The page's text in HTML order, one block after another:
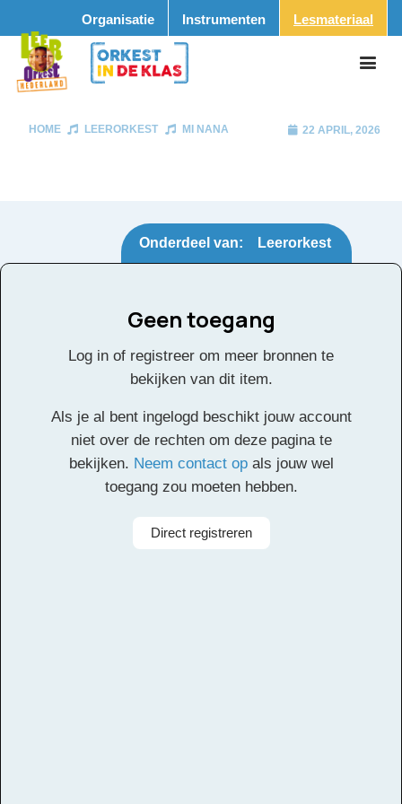
Organisatie Instrumenten Lesmateriaal
HOME LEERORKEST MI NANA 22 APRIL, 2026
Onderdeel van: Leerorkest
Mi Nana
Deze inhoud is alleen toegankelijk voor
geregistreerde gebruikers. Een account aanmaken
is gratis. Registreerhiereen account. Je registratie
moet worden geverifieerd. Controleer het postvak
Geen toegang
Log in of registreer om meer bronnen te
bekijken van dit item.
Als je al bent ingelogd beschikt jouw account
niet over de rechten om deze pagina te
bekijken. Neem contact opals jouw wel
toegang zou moeten hebben.
Direct registreren